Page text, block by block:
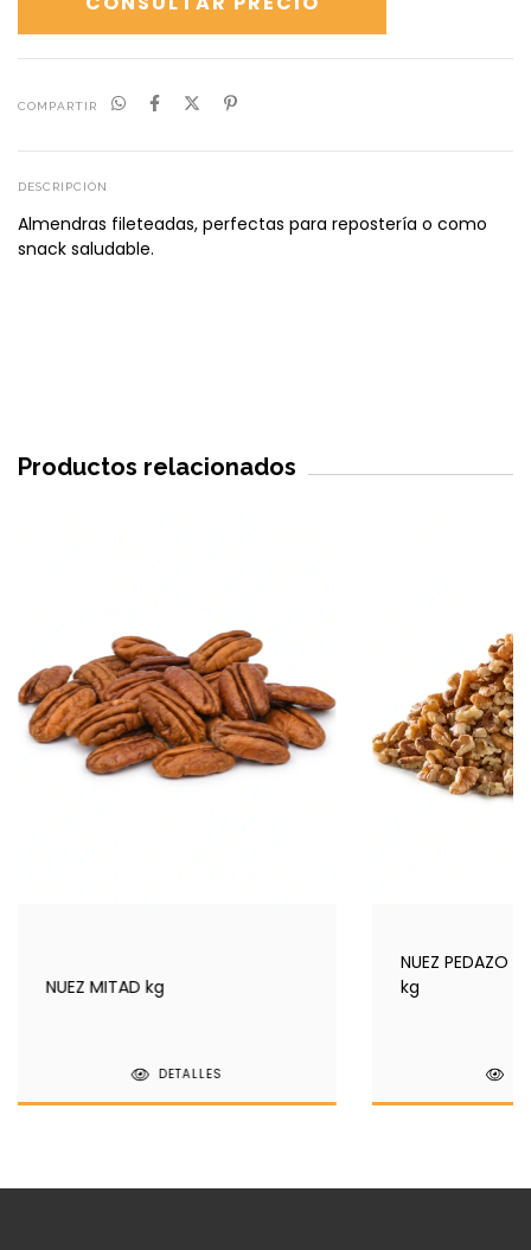
COMPARTIR
DESCRIPCIÓN
Almendras fileteadas, perfectas para repostería o como
snack saludable.
Productos relacionados
NUEZ MITAD kg
DETALLES
NUEZ PEDAZO
kg